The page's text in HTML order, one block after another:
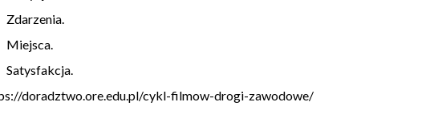
doradztwo.ore.edu.pl/cykl-filmow-drogi-zawodowe/